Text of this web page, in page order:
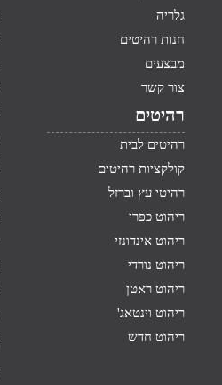
גלריה
חנות רהיטים
מבצעים
צור קשר
רהיטים
רהיטים לבית
קולקציות רהיטים
רהיטי עץ וברזל
ריהוט כפרי
ריהוט אינדונזי
ריהוט נורדי
ריהוט ראטן
ריהוט וינטאג'
ריהוט חדש